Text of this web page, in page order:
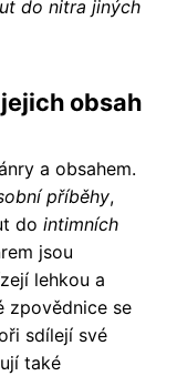
do nitra jiných
obsah
a obsahem.
příběhy,
do intimních
jsou
lehkou a
zpovědnice se
sdílejí své
také